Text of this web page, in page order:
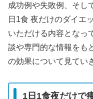
成功例や失敗例、そし
日1食 夜だけのダイエ
いただける内容となっ
談や専門的な情報をも
の効果について見てい
1日1食夜だけで